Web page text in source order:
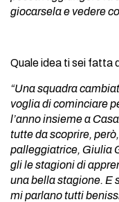
giocarsela e vedere
Quale idea ti sei fatta
“Una squadra
voglia di cominciare
l’anno insieme a
tutte da scoprire,
palleggiatrice, Giulia
gli le stagioni di
una bella stagione. E
mi parlano tutti